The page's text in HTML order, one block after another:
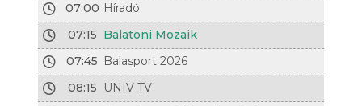
07:00 Híradó
07:15 Balatoni Mozaik
07:45 Balasport 2026
08:15
UNIV TV